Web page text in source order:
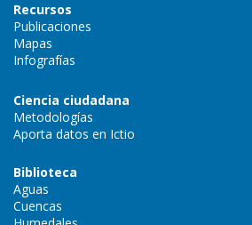
Recursos
Publicaciones
Mapas
Infografías
Ciencia ciudadana
Metodologías
Aporta datos en Ictio
Biblioteca
Aguas
Cuencas